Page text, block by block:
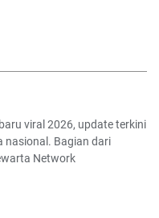
viral 2026, update terkini
nasional. Bagian dari
Network